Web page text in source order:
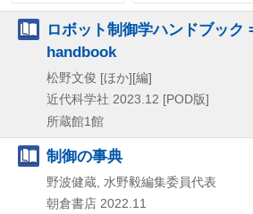
ロボット制御学ハンドブッ
handbook
松野文俊 [ほか][編]
近代科学社 2023.12 [POD版]
所蔵館1館
制御の事典
野波健蔵, 水野毅編集委員代表
朝倉書店 2022.11